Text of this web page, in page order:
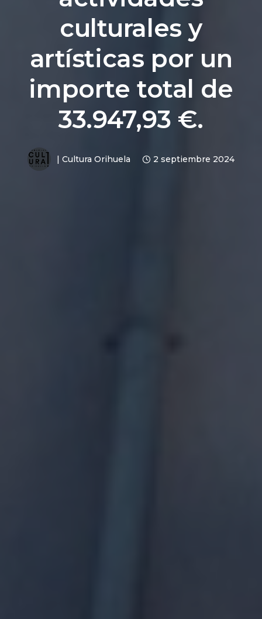
culturales y
artísticas por un
importe total de
33.947,93 €.
| Cultura Orihuela 2 septiembre 2024